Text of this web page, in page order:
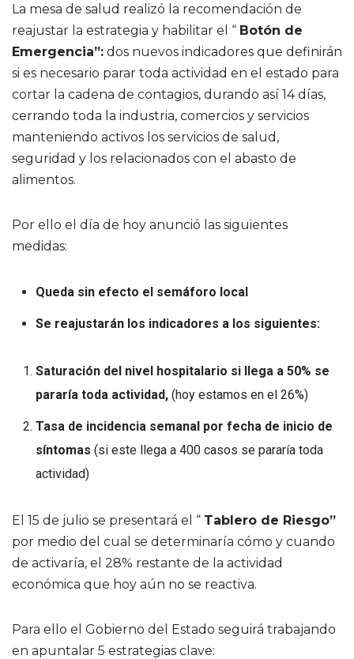
La mesa de salud realizó la recomendación de
reajustar la estrategia y habilitar el “ Botón de
Emergencia”: dos nuevos indicadores que definirán
si es necesario parar toda actividad en el estado para
cortar la cadena de contagios, durando así 14 días,
cerrando toda la industria, comercios y servicios
manteniendo activos los servicios de salud,
seguridad y los relacionados con el abasto de
alimentos.
Por ello el día de hoy anunció las siguientes
medidas:
Queda sin efecto el semáforo local
Se reajustarán los indicadores a los siguientes:
Saturación del nivel hospitalario si llega a 50% se
pararía toda actividad, (hoy estamos en el 26%)
Tasa de incidencia semanal por fecha de inicio de
síntomas (si este llega a 400 casos se pararía toda
actividad)
El 15 de julio se presentará el “ Tablero de Riesgo”
por medio del cual se determinaría cómo y cuando
de activaría, el 28% restante de la actividad
económica que hoy aún no se reactiva.
Para ello el Gobierno del Estado seguirá trabajando
en apuntalar 5 estrategias clave: